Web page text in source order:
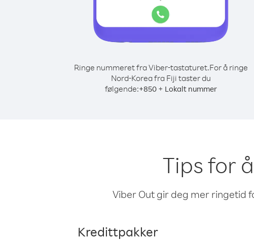
Ringe nummeret fra Viber-tastaturet.For å ringe
Nord-Korea fra Fiji taster du
følgende:+850+ Lokalt nummer
Tips for
Viber Out gir deg mer ringetid
Kredittpakker